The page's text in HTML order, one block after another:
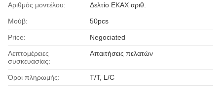
Αριθμός μοντέλου: Δελτίο ΕΚΑΧ αριθ.
Μούβ: 50pcs
Price: Negociated
Λεπτομέρειες
συσκευασίας:
Απαιτήσεις πελατών
Όροι πληρωμής: T/T, L/C